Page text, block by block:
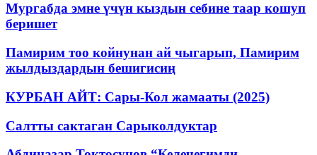
Мургабда эмне үчүн кыздын себине таар кошуп
беришет
Памирим тоо койнунан ай чыгарып, Памирим
жылдыздардын бешигисиң
КУРБАН АЙТ: Сары-Кол жамааты (2025)
Салтты сактаган Cарыколдуктар